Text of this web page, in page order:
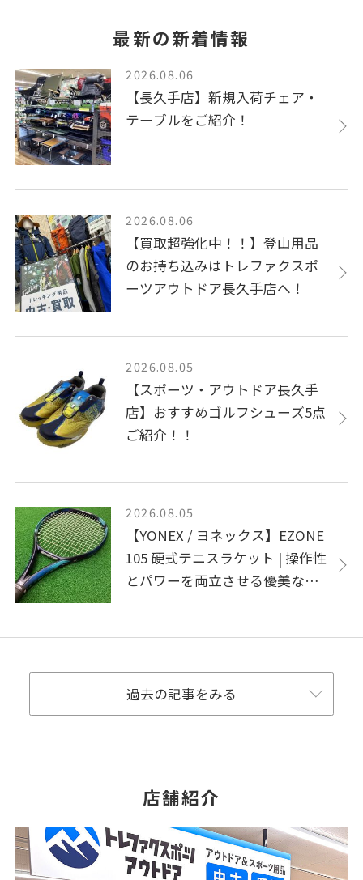
最新の新着情報
【長久手店】新規入荷チェア・
テーブルをご紹介！
2026.08.06
【買取超強化中！！】登山用品
のお持ち込みはトレファクスポ
ーツアウトドア長久手店へ！
2026.08.06
【スポーツ・アウトドア長久手
店】おすすめゴルフシューズ5点
ご紹介！！
2026.08.05
【YONEX / ヨネックス】EZONE
105 硬式テニスラケット | 操作性
とパワーを両立させる優美な一
2026.08.05
過去の記事をみる
店舗紹介